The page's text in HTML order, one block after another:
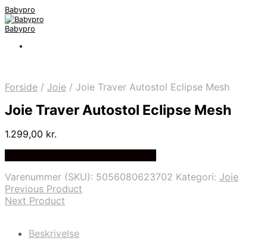
Babypro
Babypro
Forside / Joie / Joie Traver Autostol Eclipse Mesh
Joie Traver Autostol Eclipse Mesh
1.299,00 kr.
Varenummer (SKU): 5056080623702 Kategori: Joie
Previous Product
Next Product
Beskrivelse